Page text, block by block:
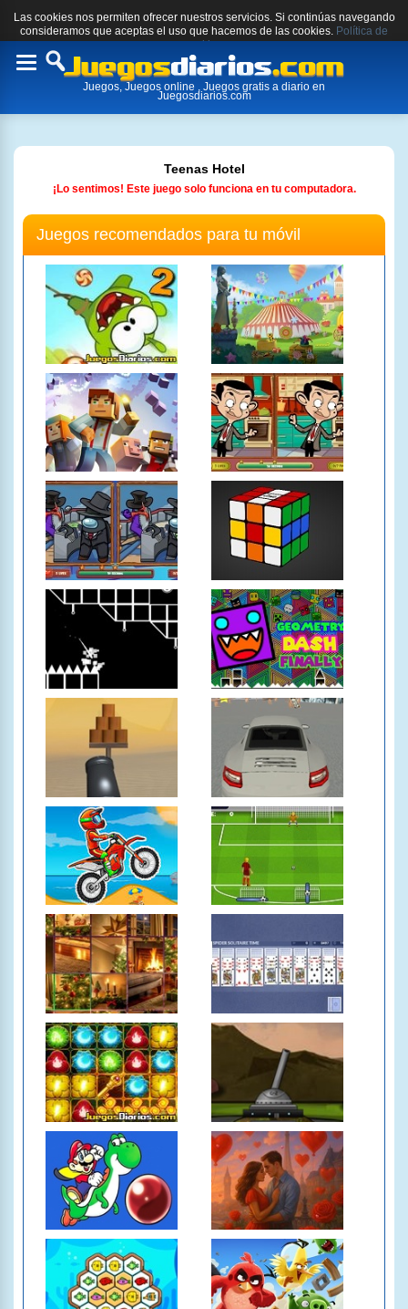
Las cookies nos permiten ofrecer nuestros servicios. Si continúas navegando
consideramos que aceptas el uso que hacemos de las cookies. Política de
cookies.
Toggle
Juegos, Juegos online , Juegos gratis a diario en
Juegosdiarios.com
Teenas Hotel
¡Lo sentimos! Este juego solo funciona en tu computadora.
Juegos recomendados para tu móvil